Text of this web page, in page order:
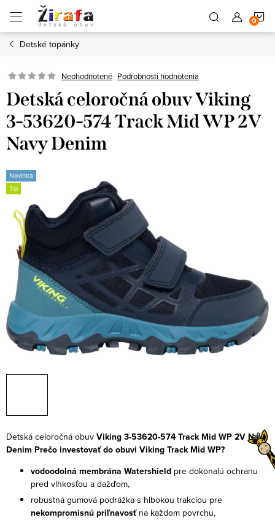
obsah
Detské topánky
Neohodnotené Podrobnosti hodnotenia
Detská celoročná obuv Viking
3-53620-574 Track Mid WP 2V
Navy Denim
Novinka
Tip
Detská celoročná obuv Viking 3-53620-574 Track Mid WP 2V Navy
Denim Prečo investovať do obuvi Viking Track Mid WP?
vodoodolná membrána Watershield pre dokonalú ochranu
pred vlhkosťou a dažďom,
robustná gumová podrážka s hlbokou trakciou pre
nekompromisnú priľnavosťna každom povrchu,